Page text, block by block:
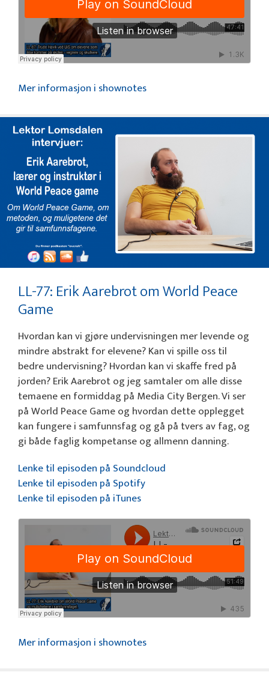
Mer informasjon i shownotes
LL-77: Erik Aarebrot om World Peace
Game
Hvordan kan vi gjøre undervisningen mer levende og
mindre abstrakt for elevene? Kan vi spille oss til
bedre undervisning? Hvordan kan vi skaffe fred på
jorden? Erik Aarebrot og jeg samtaler om alle disse
temaene en formiddag på Media City Bergen. Vi ser
på World Peace Game og hvordan dette opplegget
kan fungere i samfunnsfag og gå på tvers av fag, og
gi både faglig kompetanse og allmenn danning.
Lenke til episoden på Soundcloud
Lenke til episoden på Spotify
Lenke til episoden på iTunes
Mer informasjon i shownotes